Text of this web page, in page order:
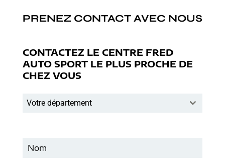
PRENEZ CONTACT AVEC NOUS
CONTACTEZ LE CENTRE FRED
AUTO SPORT LE PLUS PROCHE DE
CHEZ VOUS
Votre département